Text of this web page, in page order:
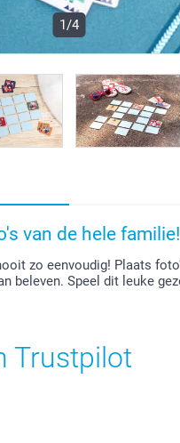
1/4
van de hele familie!
zo eenvoudig! Plaats
beleven. Speel dit leuke
Trustpilot